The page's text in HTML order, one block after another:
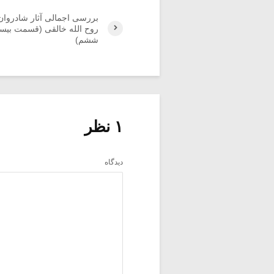
بررسی اجمالی آثار
روح الله خالقی (قسمت
ششم)
۱ نظر
دیدگاه